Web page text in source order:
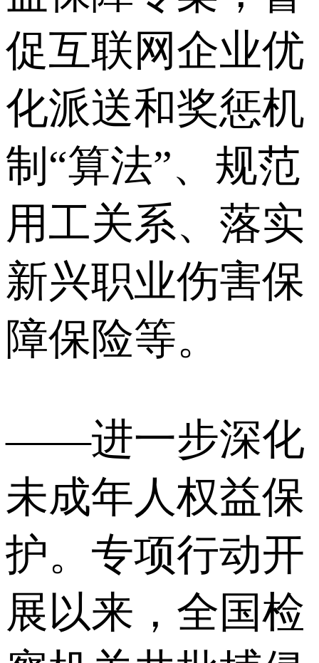
促互联网企业优
化派送和奖惩机
制“算法”、规范
用工关系、落实
新兴职业伤害保
障保险等。
——进一步深化
未成年人权益保
护。专项行动开
展以来，全国检